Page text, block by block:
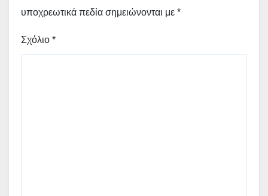
υποχρεωτικά πεδία σημειώνονται με *
Σχόλιο *